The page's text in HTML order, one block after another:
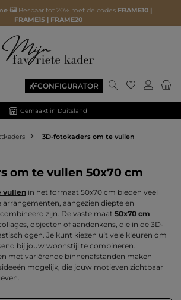
🖼️ Bespaar tot 20% met de codes FRAME10 |
FRAME15 | FRAME20
CONFIGURATOR Je hebt 0
Gemaakt in Duitsland
3D-fotokaders om te vullen
om te vullen 50x70 cm
vullen in het formaat 50x70 cm bieden veel
aangezien diepte en
zijn. De vaste maat 50x70 cm
objecten of aandenkens, die in de 3D-
ogen. Je kunt kiezen uit vele kleuren om
bij jouw woonstijl te combineren.
met variërende binnenafstanden maken
mogelijk, die jouw motieven zichtbaar